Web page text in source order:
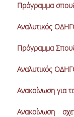
Πρόγραμμα
Αναλυτικός
Πρόγραμμα
Aναλυτικός
Ανακοίνωση για
Ανακοίνωση